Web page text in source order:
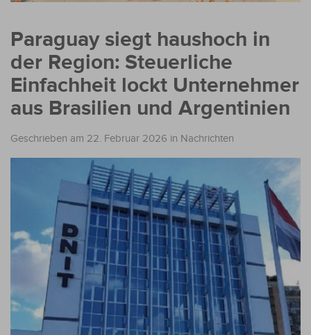
Paraguay siegt haushoch in
der Region: Steuerliche
Einfachheit lockt Unternehmer
aus Brasilien und Argentinien
Geschrieben am 22. Februar 2026 in Nachrichten